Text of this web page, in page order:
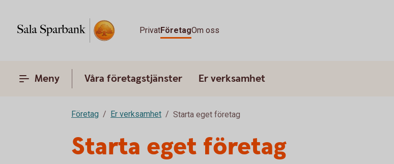
PrivatFöretagOm oss
Meny Våra företagstjänster Er verksamhet
Företag Er verksamhet Starta eget företag
Starta eget företag